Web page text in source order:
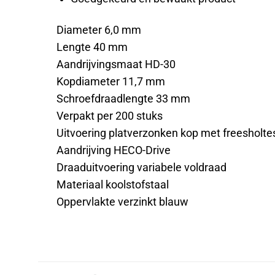
Diameter 6,0 mm
Lengte 40 mm
Aandrijvingsmaat HD-30
Kopdiameter 11,7 mm
Schroefdraadlengte 33 mm
Verpakt per 200 stuks
Uitvoering platverzonken kop met
Aandrijving HECO-Drive
Draaduitvoering variabele voldraad
Materiaal koolstofstaal
Oppervlakte verzinkt blauw